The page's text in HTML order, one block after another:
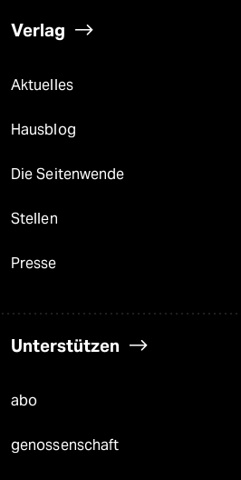
Verlag
Aktuelles
Hausblog
Die Seitenwende
Stellen
Presse
Unterstützen
abo
genossenschaft